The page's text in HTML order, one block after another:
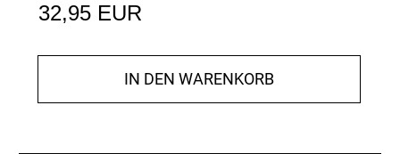
32,95 EUR
IN DEN WARENKORB